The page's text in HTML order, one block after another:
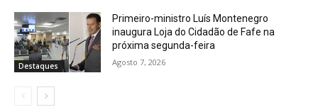
Destaques
Primeiro-ministro Luís Montenegro
inaugura Loja do Cidadão de Fafe na
próxima segunda-feira
Agosto 7, 2026